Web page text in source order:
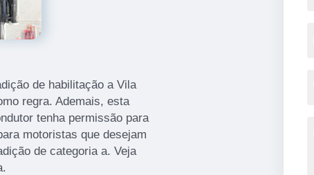
de habilitação a Vila
regra. Ademais, esta
tenha permissão para
motoristas que desejam
de categoria a. Veja